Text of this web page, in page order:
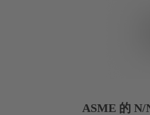
ASME 的 N/